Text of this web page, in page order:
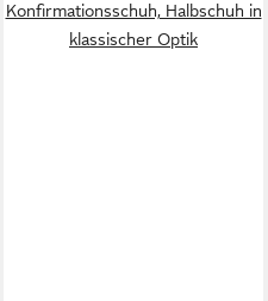
Konfirmationsschuh, Halbschuh in
klassischer Optik